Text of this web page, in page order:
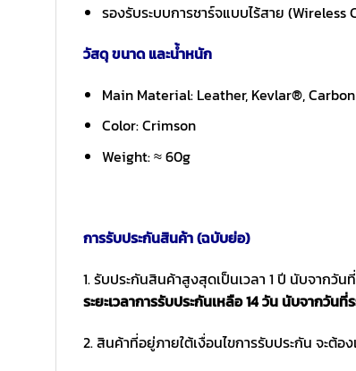
รองรับระบบการชาร์จแบบไร้สาย
วัสดุ ขนาด และน้ำหนัก
Main Material: Leather, Kevlar®,
Color: Crimson
Weight: ≈ 60g
การรับประกันสินค้า (ฉบับย่อ)
1. รับประกันสินค้าสูงสุดเป็นเวลา 1 ปี นับจากวั
ระยะเวลาการรับประกันเหลือ 14 วัน นับจากวันที่
2. สินค้าที่อยู่ภายใต้เงื่อนไขการรับประกัน จะต้